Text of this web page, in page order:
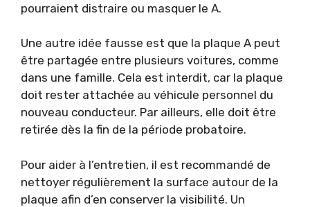
pourraient distraire ou masquer le A.
Une autre idée fausse est que la plaque A peut
être partagée entre plusieurs voitures, comme
dans une famille. Cela est interdit, car la plaque
doit rester attachée au véhicule personnel du
nouveau conducteur. Par ailleurs, elle doit être
retirée dès la fin de la période probatoire.
Pour aider à l’entretien, il est recommandé de
nettoyer régulièrement la surface autour de la
plaque afin d’en conserver la visibilité. Un